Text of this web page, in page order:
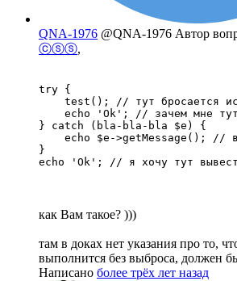
QNA-1976 @QNA-1976 Автор
ⓒⓢⓢ,
try {
test(); // тут бросается
echo 'Ok'; // зачем мне
} catch (bla-bla-bla $e) {
echo $e->getMessage(); //
}
echo 'Ok'; // я хочу тут
как Вам такое? )))
там в доках нет указания про то,
выполнится без выброса, должен
Написано более трёх лет назад